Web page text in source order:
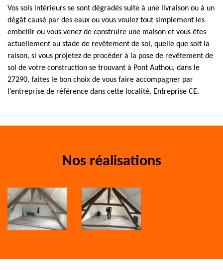
Vos sols intérieurs se sont dégradés suite à une livraison ou à un
dégât causé par des eaux ou vous voulez tout simplement les
embellir ou vous venez de construire une maison et vous êtes
actuellement au stade de revêtement de sol, quelle que soit la
raison, si vous projetez de procéder à la pose de revêtement de
sol de votre construction se trouvant à Pont Authou, dans le
27290, faites le bon choix de vous faire accompagner par
l’entreprise de référence dans cette localité, Entreprise CE.
Nos réalisations